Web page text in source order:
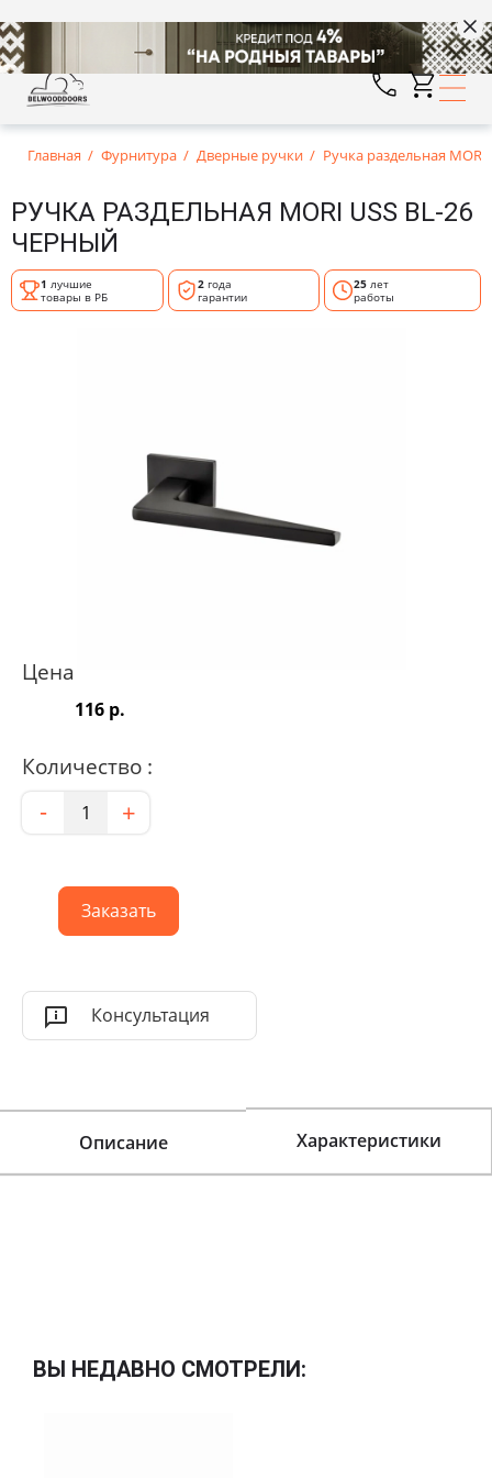
Главная Фурнитура Дверные ручки Ручка раздельная
РУЧКА РАЗДЕЛЬНАЯ MORI USS BL-26
ЧЕРНЫЙ
1 лучшие
товары в РБ
2года
гарантии
25 лет
работы
Цена
116 р.
Количество :
Количество
- +
Заказать
Консультация
Описание Характеристики
ВЫ НЕДАВНО СМОТРЕЛИ: